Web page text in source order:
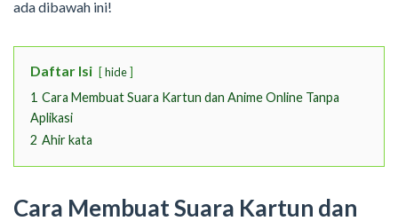
ada dibawah ini!
Daftar Isi hide
1 Cara Membuat Suara Kartun dan Anime Online Tanpa
Aplikasi
2 Ahir kata
Cara Membuat Suara Kartun dan